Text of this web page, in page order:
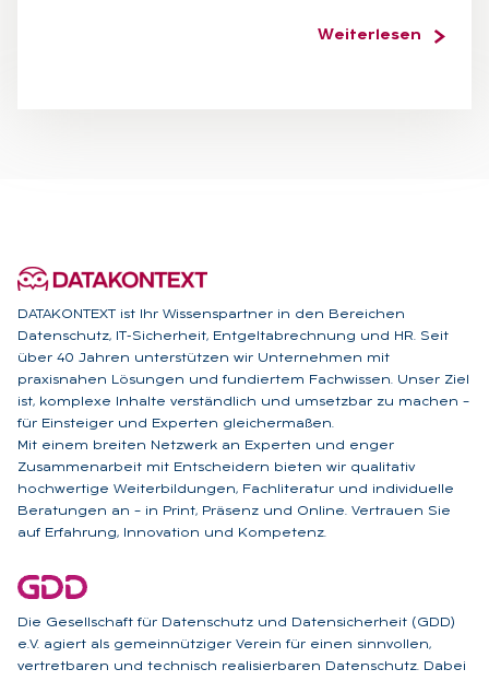
Weiterlesen
DATAKONTEXT ist Ihr Wissenspartner in den Bereichen
Datenschutz, IT-Sicherheit, Entgeltabrechnung und HR. Seit
über 40 Jahren unterstützen wir Unternehmen mit
praxisnahen Lösungen und fundiertem Fachwissen. Unser Ziel
ist, komplexe Inhalte verständlich und umsetzbar zu machen –
für Einsteiger und Experten gleichermaßen.
Mit einem breiten Netzwerk an Experten und enger
Zusammenarbeit mit Entscheidern bieten wir qualitativ
hochwertige Weiterbildungen, Fachliteratur und individuelle
Beratungen an – in Print, Präsenz und Online. Vertrauen Sie
auf Erfahrung, Innovation und Kompetenz.
Die Gesellschaft für Datenschutz und Datensicherheit (GDD)
e.V. agiert als gemeinnütziger Verein für einen sinnvollen,
vertretbaren und technisch realisierbaren Datenschutz. Dabei